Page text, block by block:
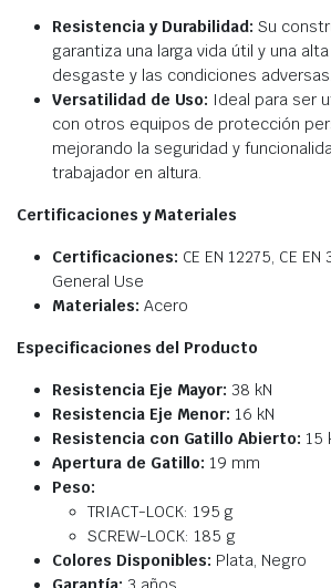
Resistencia y Durabilidad: Su
garantiza una larga vida útil y una
desgaste y las condiciones adversas.
Versatilidad de Uso: Ideal para ser
con otros equipos de protección
mejorando la seguridad y
trabajador en altura.
Certificaciones y Materiales
Certificaciones: CE EN 12275, CE
General Use
Materiales: Acero
Especificaciones del Producto
Resistencia Eje Mayor: 38 kN
Resistencia Eje Menor: 16 kN
Resistencia con Gatillo Abierto: 15
Apertura de Gatillo: 19 mm
Peso:
TRIACT-LOCK: 195 g
SCREW-LOCK: 185 g
Colores Disponibles: Plata, Negro